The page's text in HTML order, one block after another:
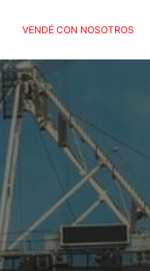
VENDÉ CON NOSOTROS